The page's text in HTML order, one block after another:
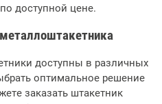
доступной цене.
доступны в различных
оптимальное решение
заказать штакетник